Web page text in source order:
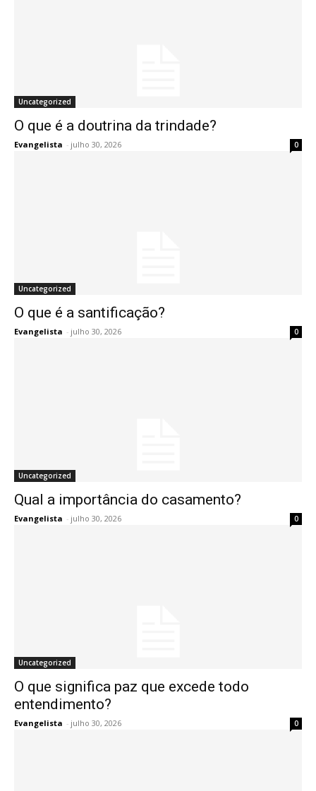
Uncategorized
O que é a doutrina da trindade?
Evangelista - julho 30, 2026 0
Uncategorized
O que é a santificação?
Evangelista - julho 30, 2026 0
Uncategorized
Qual a importância do casamento?
Evangelista - julho 30, 2026 0
Uncategorized
O que significa paz que excede todo
entendimento?
Evangelista - julho 30, 2026 0